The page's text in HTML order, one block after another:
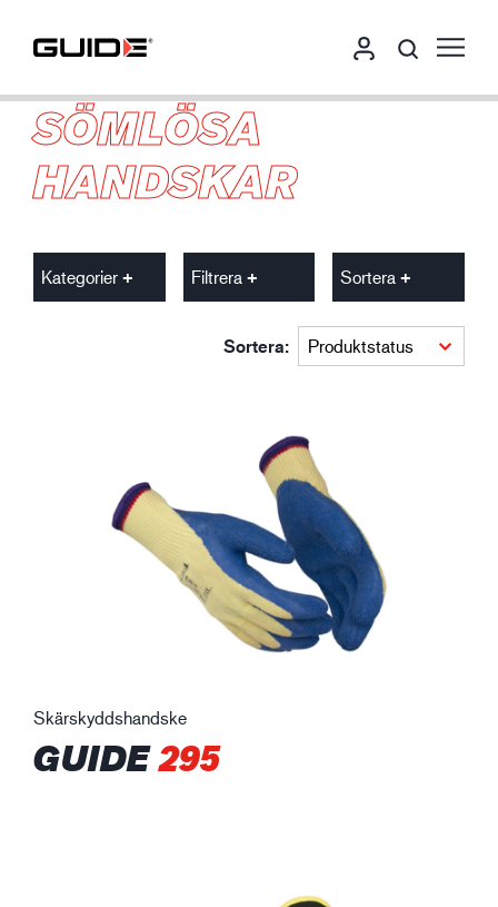
SÖMLÖSA
HANDSKAR
Kategorier Filtrera Sortera
Sortera:
Skärskyddshandske
GUIDE295